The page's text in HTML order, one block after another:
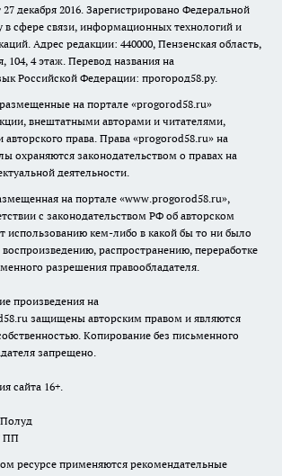
декабря 2016. Зарегистрировано Федеральной
в сфере связи, информационных технологий и
Адрес редакции: 440000, Пензенская область,
104, 4 этаж. Перевод названия на
Российской Федерации: прогород58.ру.
на портале «progorod58.ru»
внештатными авторами и читателями,
авторского права. Права «progorod58.ru» на
охраняются законодательством о правах на
деятельности.
на портале «www.progorod58.ru»,
с законодательством РФ об авторском
использованию кем-либо в какой бы то ни было
распространению, переработке
разрешения правообладателя.
произведения на
защищены авторским правом и являются
Копирование без письменного
запрещено.
сайта 16+.
ПП
ресурсе применяются рекомендательные